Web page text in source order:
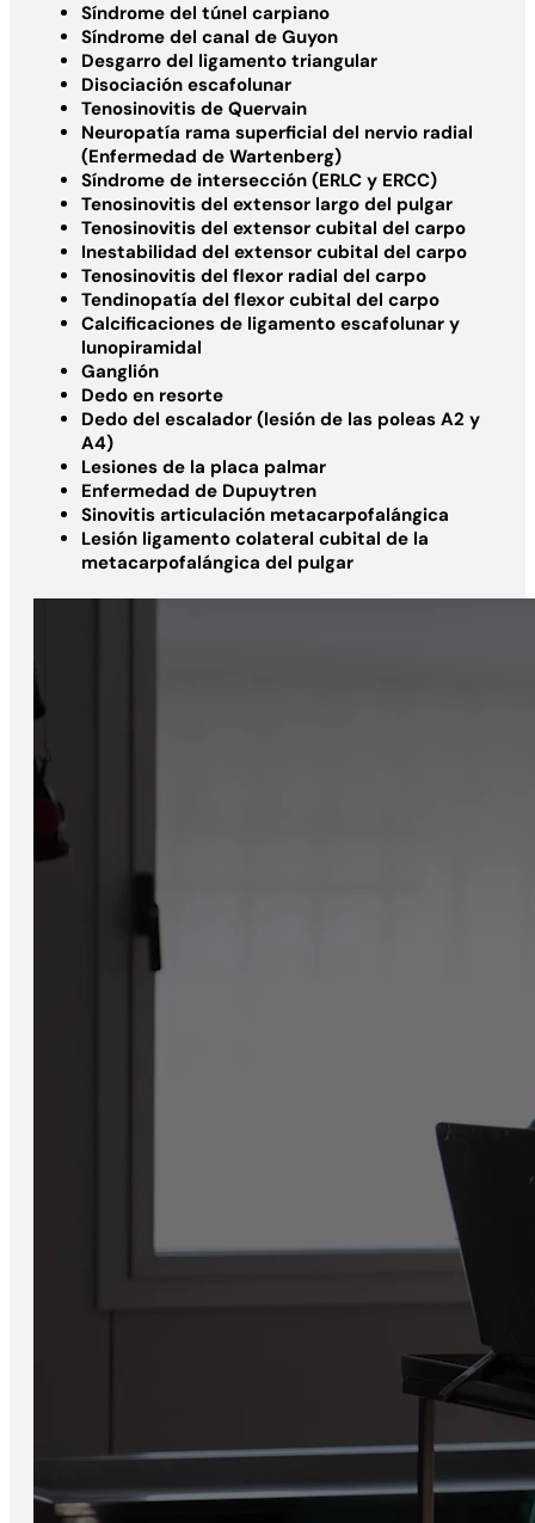
Síndrome del túnel carpiano
Síndrome del canal de Guyon
Desgarro del ligamento triangular
Disociación escafolunar
Tenosinovitis de Quervain
Neuropatía rama superficial del nervio radial
(Enfermedad de Wartenberg)
Síndrome de intersección (ERLC y ERCC)
Tenosinovitis del extensor largo del pulgar
Tenosinovitis del extensor cubital del carpo
Inestabilidad del extensor cubital del carpo
Tenosinovitis del flexor radial del carpo
Tendinopatía del flexor cubital del carpo
Calcificaciones de ligamento escafolunar y
lunopiramidal
Ganglión
Dedo en resorte
Dedo del escalador (lesión de las poleas A2 y
A4)
Lesiones de la placa palmar
Enfermedad de Dupuytren
Sinovitis articulación metacarpofalángica
Lesión ligamento colateral cubital de la
metacarpofalángica del pulgar